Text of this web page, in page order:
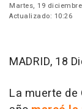
Martes, 19
Actualizado: 10:26
MADRID, 18
La muerte de